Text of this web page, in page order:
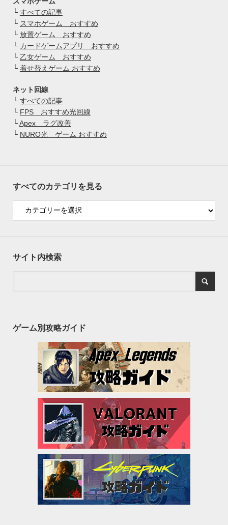
└ すべての記事
└ スマホゲーム おすすめ
└ 放置ゲーム おすすめ
└ カードゲームアプリ おすすめ
└ 乙女ゲーム おすすめ
└ 着せ替えゲーム おすすめ
ネット回線
└ すべての記事
└ FPS おすすめ光回線
└Apex ラグ改善
└ NURO光 ゲーム おすすめ
すべてのカテゴリを見る
サイト内検索
ゲーム別攻略ガイド